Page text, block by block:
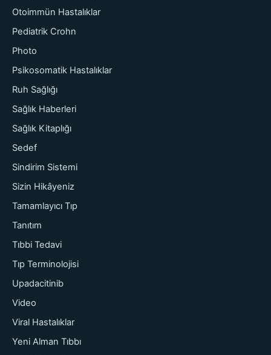
Otoimmün Hastalıklar
Pediatrik Crohn
Photo
Psikosomatik Hastalıklar
Ruh Sağlığı
Sağlık Haberleri
Sağlık Kitaplığı
Sedef
Sindirim Sistemi
Sizin Hikâyeniz
Tamamlayıcı Tıp
Tanıtım
Tıbbi Tedavi
Tıp Terminolojisi
Upadacitinib
Video
Viral Hastalıklar
Yeni Alman Tıbbı